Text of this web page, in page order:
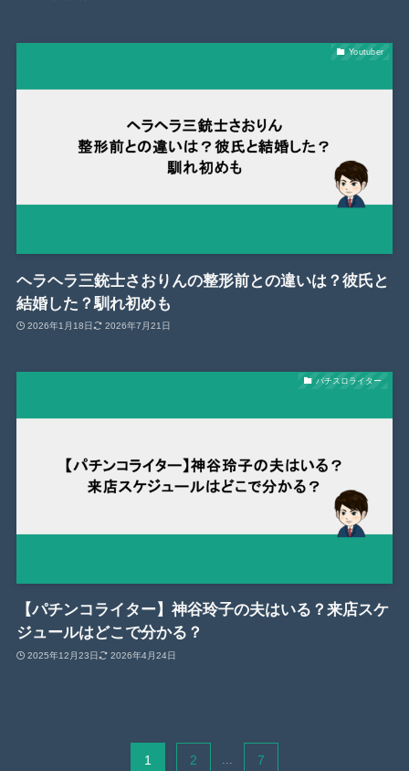
Youtuber
ヘラヘラ三銃士さおりんの整形前との違いは？彼氏と
結婚した？馴れ初めも
2026年1月18日 2026年7月21日
パチスロライター
【パチンコライター】神谷玲子の夫はいる？来店スケ
ジュールはどこで分かる？
2025年12月23日 2026年4月24日
1 2 ... 7